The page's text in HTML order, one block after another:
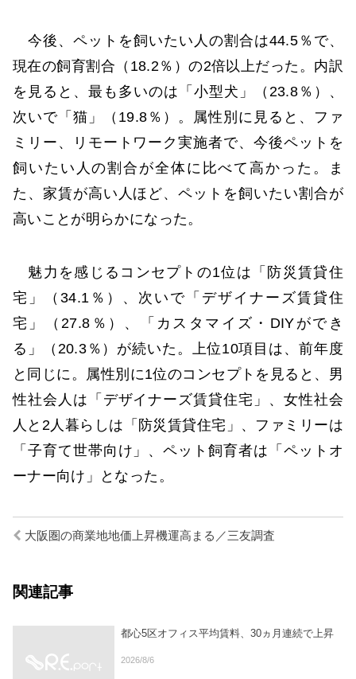
今後、ペットを飼いたい人の割合は44.5％で、
現在の飼育割合（18.2％）の2倍以上だった。内訳
を見ると、最も多いのは「小型犬」（23.8％）、
次いで「猫」（19.8％）。属性別に見ると、ファ
ミリー、リモートワーク実施者で、今後ペットを
飼いたい人の割合が全体に比べて高かった。ま
た、家賃が高い人ほど、ペットを飼いたい割合が
高いことが明らかになった。
魅力を感じるコンセプトの1位は「防災賃貸住
宅」（34.1％）、次いで「デザイナーズ賃貸住
宅」（27.8％）、「カスタマイズ・DIYができ
る」（20.3％）が続いた。上位10項目は、前年度
と同じに。属性別に1位のコンセプトを見ると、男
性社会人は「デザイナーズ賃貸住宅」、女性社会
人と2人暮らしは「防災賃貸住宅」、ファミリーは
「子育て世帯向け」、ペット飼育者は「ペットオ
ーナー向け」となった。
大阪圏の商業地地価上昇機運高まる／三友調査
関連記事
都心5区オフィス平均賃料、30ヵ月連続で上昇
2026/8/6